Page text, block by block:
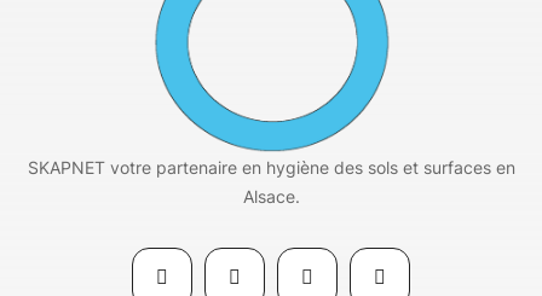
SKAPNET votre partenaire en hygiène des sols et surfaces en
Alsace.